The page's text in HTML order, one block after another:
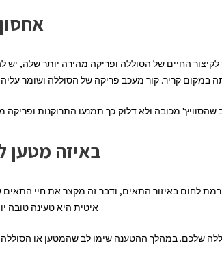
החיים של הסוללה ופריקה מהירה יותר שלה, יש
קריר. קור מעכב פריקה של הסוללה ושומר עליה
מכובה ולא דלוק-כך תמנעו התרוקנות ופריקה
באיזה
לחום באיזור התאים, ודבר זה מקצר את חיי
איטית היא טעינה טובה
שלכם. במהלך ההטענה שימו לב שהמטען או